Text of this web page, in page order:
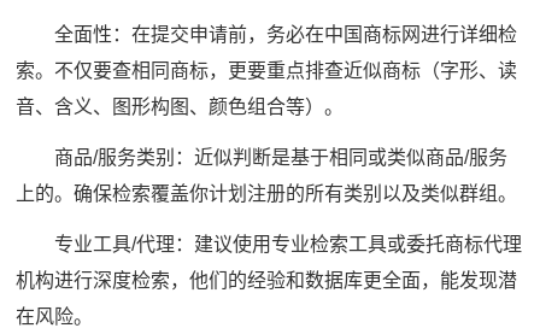
全面性：在提交申请前，务必在中国商标网进行详细检
索。不仅要查相同商标，更要重点排查近似商标（字形、读
音、含义、图形构图、颜色组合等）。
商品/服务类别：近似判断是基于相同或类似商品/服务
上的。确保检索覆盖你计划注册的所有类别以及类似群组。
专业工具/代理：建议使用专业检索工具或委托商标代理
机构进行深度检索，他们的经验和数据库更全面，能发现潜
在风险。